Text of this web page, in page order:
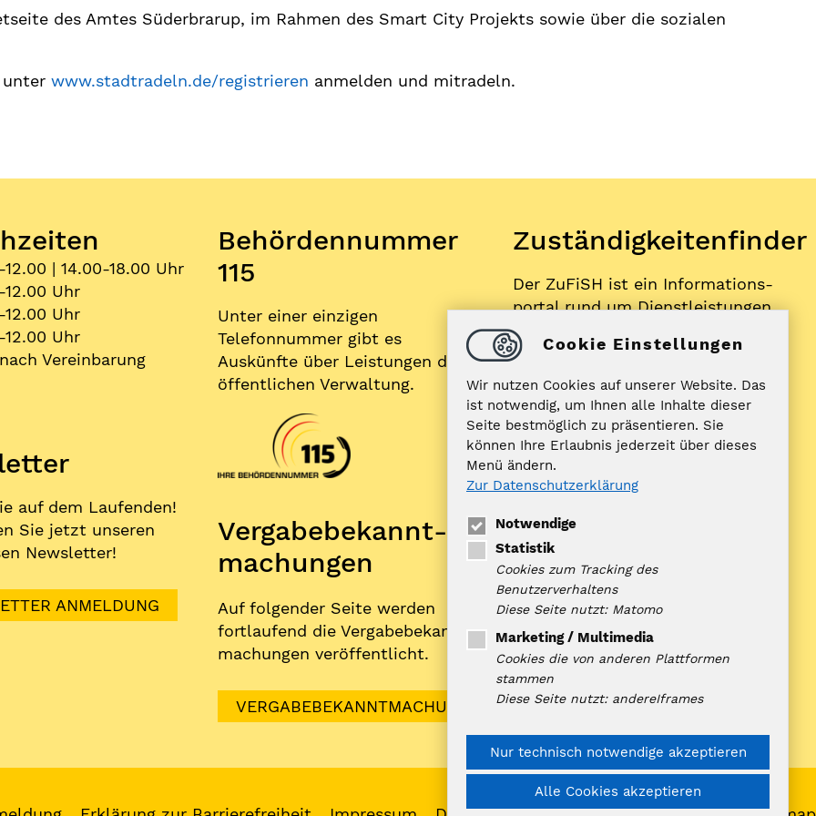
des Amtes Süderbrarup, im Rahmen des Smart City Projekts sowie über die sozialen
www.stadtradeln.de/registrieren anmelden und mitradeln.
| 14.00-18.00 Uhr
Uhr
Uhr
Uhr
Vereinbarung
auf dem Laufenden!
Sie jetzt unseren
Newsletter!
ANMELDUNG
Behördennummer
115
Unter einer einzigen
Telefonnummer gibt es
Auskünfte über Leistungen der
öffentlichen Verwaltung.
Vergabe­bekannt­
machungen
Auf folgender Seite werden
fortlaufend die Vergabe­bekannt­
machungen veröffentlicht.
VERGABEBEKANNTMACHUNGEN
Zuständigkeitenfinder
Der ZuFiSH ist ein Informations­
portal rund um Dienstleistungen,
die die öffentliche Hand in
Schleswig-Holstein Ihnen als
ZUFISH
Bankverbindung
Nord-Ostsee Sparkasse
IBAN: DE10 2175 0000 0070 0321
98
BIC: NOLADE21NOS
Cookie Einstellungen
Wir nutzen Cookies auf unserer Website. Das
ist notwendig, um Ihnen alle Inhalte dieser
Seite bestmöglich zu präsentieren. Sie
können Ihre Erlaubnis jederzeit über dieses
Menü ändern.
Zur Datenschutzerklärung
Notwendige
Statistik
Cookies zum Tracking des
Benutzerverhaltens
Diese Seite nutzt: Matomo
Marketing / Multimedia
Cookies die von anderen Plattformen
stammen
Diese Seite nutzt: andereIframes
Nur technisch notwendige akzeptieren
Alle Cookies akzeptieren